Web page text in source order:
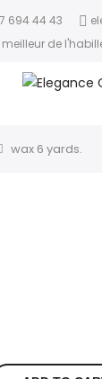
694 44 43
meilleur de
wax 6 yards.